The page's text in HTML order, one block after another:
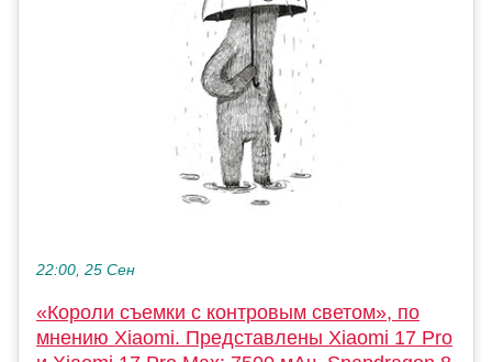
22:00, 25 Сен
«Короли съемки с контровым светом», по
мнению Xiaomi. Представлены Xiaomi 17 Pro